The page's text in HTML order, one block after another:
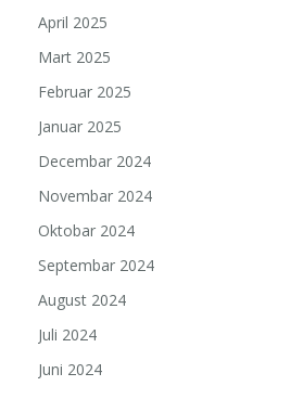
April 2025
Mart 2025
Februar 2025
Januar 2025
Decembar 2024
Novembar 2024
Oktobar 2024
Septembar 2024
August 2024
Juli 2024
Juni 2024